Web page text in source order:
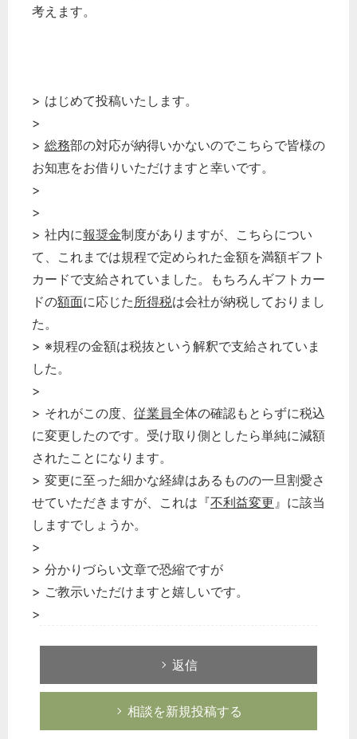
考えます。
> はじめて投稿いたします。
>
> 総務部の対応が納得いかないのでこちらで皆様の
お知恵をお借りいただけますと幸いです。
>
>
> 社内に報奨金制度がありますが、こちらについ
て、これまでは規程で定められた金額を満額ギフト
カードで支給されていました。もちろんギフトカー
ドの額面に応じた所得税は会社が納税しておりまし
た。
> ※規程の金額は税抜という解釈で支給されていま
した。
>
> それがこの度、 従業員全体の確認もとらずに税込
に変更したのです。受け取り側としたら単純に減額
されたことになります。
> 変更に至った細かな経緯はあるものの一旦割愛さ
せていただきますが、これは『不利益変更』に該当
しますでしょうか。
>
> 分かりづらい文章で恐縮ですが
> ご教示いただけますと嬉しいです。
>
返信
相談を新規投稿する
どのカテゴリーに投稿しますか？
労務管理
企業法務
経営の知恵